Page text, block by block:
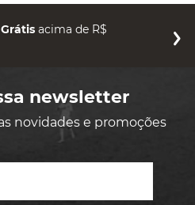
acima de R$
newsletter
novidades e promoções